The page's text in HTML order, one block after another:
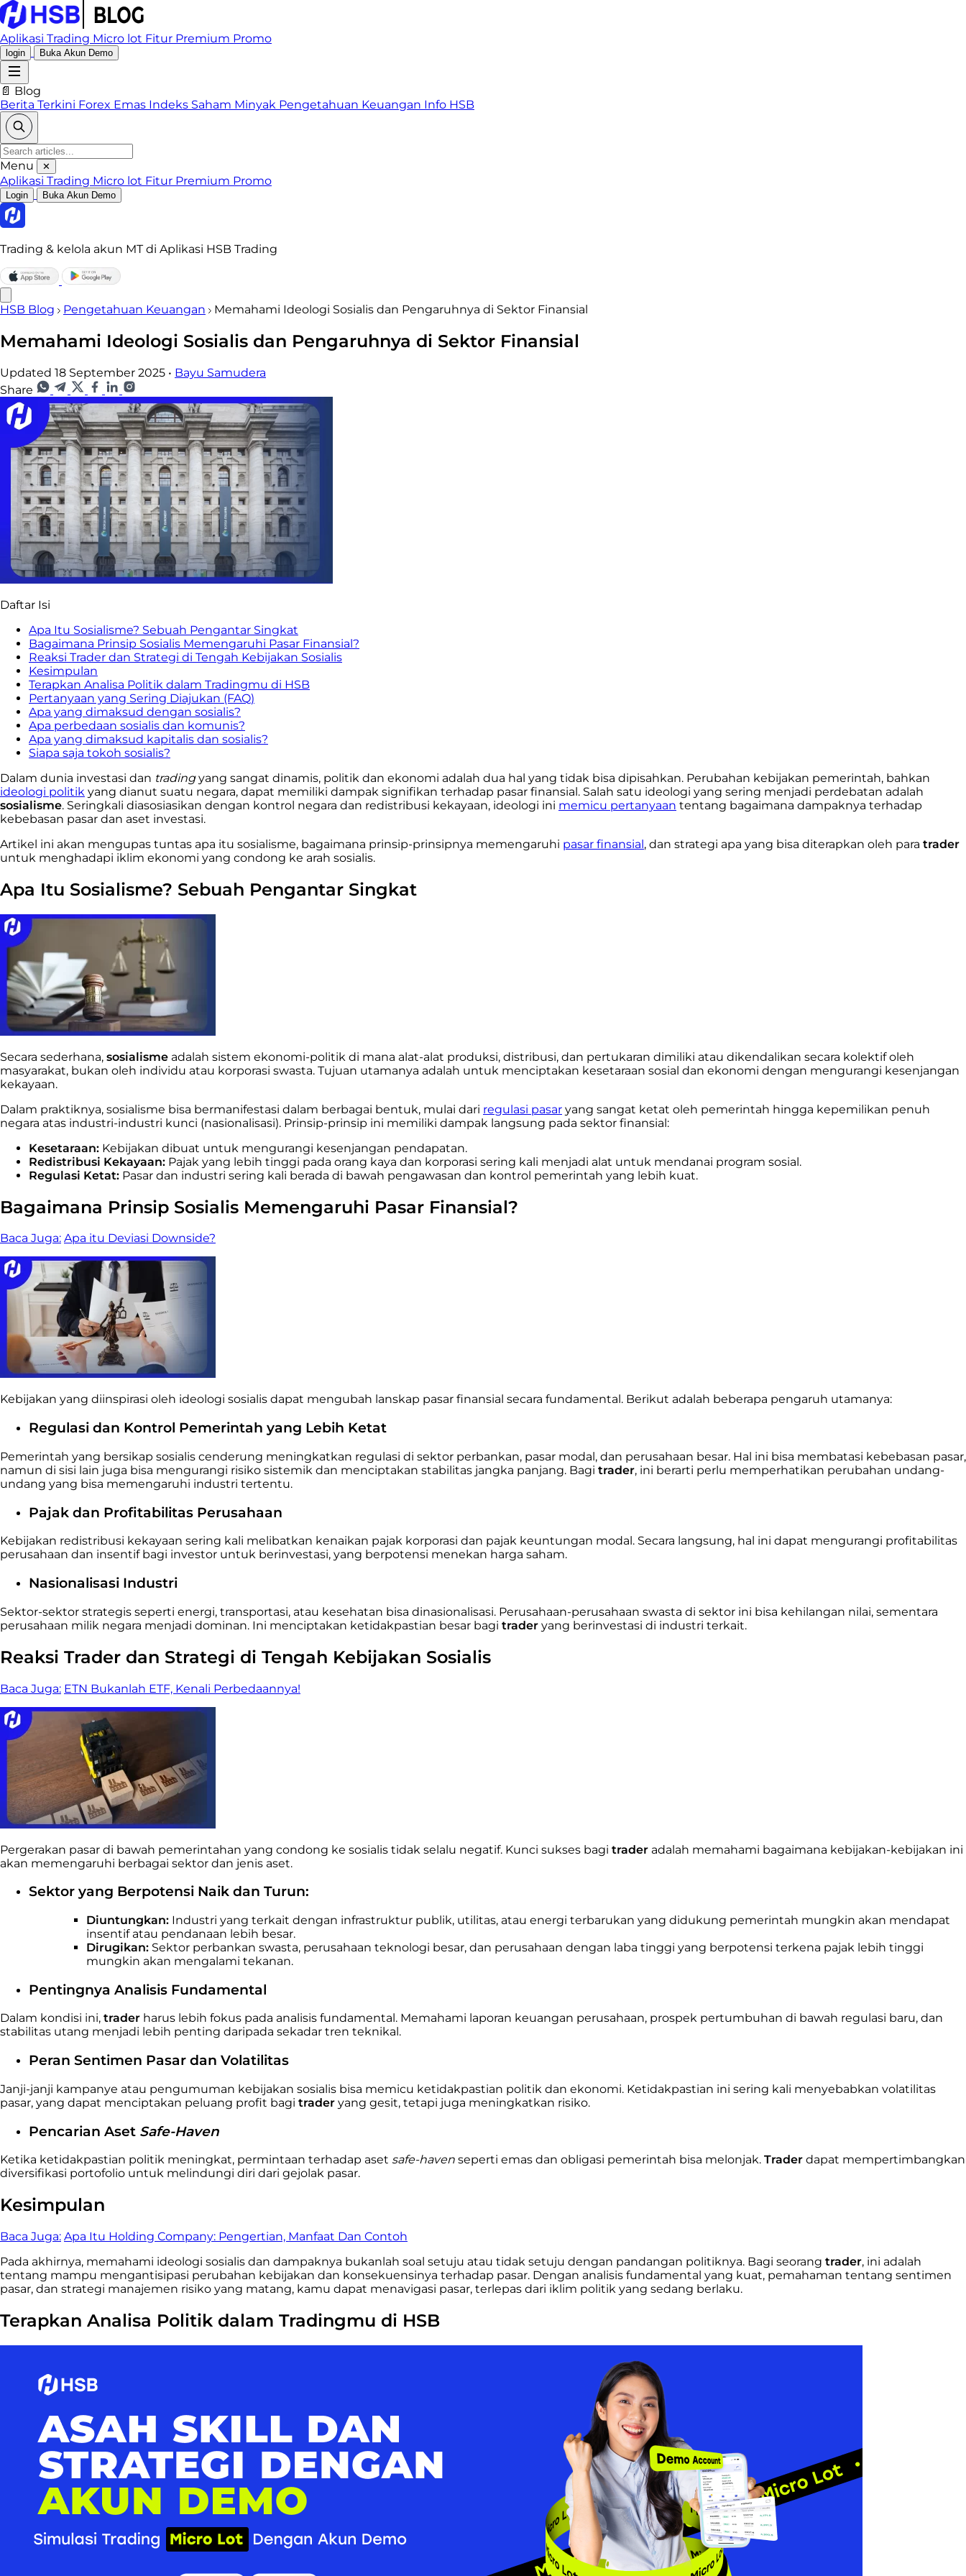
Aplikasi Trading Micro lot Fitur Premium Promo
login Buka Akun Demo
📄 Blog
Berita Terkini Forex Emas Indeks Saham Minyak Pengetahuan Keuangan Info HSB
Menu ✕
Aplikasi Trading Micro lot Fitur Premium Promo
Login Buka Akun Demo
Trading & kelola akun MT di Aplikasi HSB Trading
HSB Blog Pengetahuan Keuangan Memahami Ideologi Sosialis dan Pengaruhnya di Sektor Finansial
Memahami Ideologi Sosialis dan Pengaruhnya di Sektor Finansial
Updated 18 September 2025 • Bayu Samudera
Share
Daftar Isi
Apa Itu Sosialisme? Sebuah Pengantar Singkat
Bagaimana Prinsip Sosialis Memengaruhi Pasar Finansial?
Reaksi Trader dan Strategi di Tengah Kebijakan Sosialis
Kesimpulan
Terapkan Analisa Politik dalam Tradingmu di HSB
Pertanyaan yang Sering Diajukan (FAQ)
Apa yang dimaksud dengan sosialis?
Apa perbedaan sosialis dan komunis?
Apa yang dimaksud kapitalis dan sosialis?
Siapa saja tokoh sosialis?
Dalam dunia investasi dan tradingyang sangat dinamis, politik dan ekonomi adalah dua hal yang tidak bisa dipisahkan. Perubahan kebijakan pemerintah, bahkan
ideologi politik yang dianut suatu negara, dapat memiliki dampak signifikan terhadap pasar finansial. Salah satu ideologi yang sering menjadi perdebatan adalah
sosialisme. Seringkali diasosiasikan dengan kontrol negara dan redistribusi kekayaan, ideologi ini memicu pertanyaan tentang bagaimana dampaknya terhadap
kebebasan pasar dan aset investasi.
Artikel ini akan mengupas tuntas apa itu sosialisme, bagaimana prinsip-prinsipnya memengaruhi pasar finansial, dan strategi apa yang bisa diterapkan oleh para trader
untuk menghadapi iklim ekonomi yang condong ke arah sosialis.
Apa Itu Sosialisme? Sebuah Pengantar Singkat
Secara sederhana, sosialisme adalah sistem ekonomi-politik di mana alat-alat produksi, distribusi, dan pertukaran dimiliki atau dikendalikan secara kolektif oleh
masyarakat, bukan oleh individu atau korporasi swasta. Tujuan utamanya adalah untuk menciptakan kesetaraan sosial dan ekonomi dengan mengurangi kesenjangan
kekayaan.
Dalam praktiknya, sosialisme bisa bermanifestasi dalam berbagai bentuk, mulai dari regulasi pasar yang sangat ketat oleh pemerintah hingga kepemilikan penuh
negara atas industri-industri kunci (nasionalisasi). Prinsip-prinsip ini memiliki dampak langsung pada sektor finansial:
Kesetaraan: Kebijakan dibuat untuk mengurangi kesenjangan pendapatan.
Redistribusi Kekayaan: Pajak yang lebih tinggi pada orang kaya dan korporasi sering kali menjadi alat untuk mendanai program sosial.
Regulasi Ketat: Pasar dan industri sering kali berada di bawah pengawasan dan kontrol pemerintah yang lebih kuat.
Bagaimana Prinsip Sosialis Memengaruhi Pasar Finansial?
Baca Juga: Apa itu Deviasi Downside?
Kebijakan yang diinspirasi oleh ideologi sosialis dapat mengubah lanskap pasar finansial secara fundamental. Berikut adalah beberapa pengaruh utamanya:
Regulasi dan Kontrol Pemerintah yang Lebih Ketat
Pemerintah yang bersikap sosialis cenderung meningkatkan regulasi di sektor perbankan, pasar modal, dan perusahaan besar. Hal ini bisa membatasi kebebasan pasar,
namun di sisi lain juga bisa mengurangi risiko sistemik dan menciptakan stabilitas jangka panjang. Bagi trader, ini berarti perlu memperhatikan perubahan undang-
undang yang bisa memengaruhi industri tertentu.
Pajak dan Profitabilitas Perusahaan
Kebijakan redistribusi kekayaan sering kali melibatkan kenaikan pajak korporasi dan pajak keuntungan modal. Secara langsung, hal ini dapat mengurangi profitabilitas
perusahaan dan insentif bagi investor untuk berinvestasi, yang berpotensi menekan harga saham.
Nasionalisasi Industri
Sektor-sektor strategis seperti energi, transportasi, atau kesehatan bisa dinasionalisasi. Perusahaan-perusahaan swasta di sektor ini bisa kehilangan nilai, sementara
perusahaan milik negara menjadi dominan. Ini menciptakan ketidakpastian besar bagi trader yang berinvestasi di industri terkait.
Reaksi Trader dan Strategi di Tengah Kebijakan Sosialis
Baca Juga: ETN Bukanlah ETF, Kenali Perbedaannya!
Pergerakan pasar di bawah pemerintahan yang condong ke sosialis tidak selalu negatif. Kunci sukses bagi trader adalah memahami bagaimana kebijakan-kebijakan ini
akan memengaruhi berbagai sektor dan jenis aset.
Sektor yang Berpotensi Naik dan Turun:
Diuntungkan: Industri yang terkait dengan infrastruktur publik, utilitas, atau energi terbarukan yang didukung pemerintah mungkin akan mendapat
insentif atau pendanaan lebih besar.
Dirugikan: Sektor perbankan swasta, perusahaan teknologi besar, dan perusahaan dengan laba tinggi yang berpotensi terkena pajak lebih tinggi
mungkin akan mengalami tekanan.
Pentingnya Analisis Fundamental
Dalam kondisi ini, trader harus lebih fokus pada analisis fundamental. Memahami laporan keuangan perusahaan, prospek pertumbuhan di bawah regulasi baru, dan
stabilitas utang menjadi lebih penting daripada sekadar tren teknikal.
Peran Sentimen Pasar dan Volatilitas
Janji-janji kampanye atau pengumuman kebijakan sosialis bisa memicu ketidakpastian politik dan ekonomi. Ketidakpastian ini sering kali menyebabkan volatilitas
pasar, yang dapat menciptakan peluang profit bagi trader yang gesit, tetapi juga meningkatkan risiko.
Pencarian Aset Safe-Haven
Ketika ketidakpastian politik meningkat, permintaan terhadap aset safe-haven seperti emas dan obligasi pemerintah bisa melonjak. Trader dapat mempertimbangkan
diversifikasi portofolio untuk melindungi diri dari gejolak pasar.
Kesimpulan
Baca Juga: Apa Itu Holding Company: Pengertian, Manfaat Dan Contoh
Pada akhirnya, memahami ideologi sosialis dan dampaknya bukanlah soal setuju atau tidak setuju dengan pandangan politiknya. Bagi seorang trader, ini adalah
tentang mampu mengantisipasi perubahan kebijakan dan konsekuensinya terhadap pasar. Dengan analisis fundamental yang kuat, pemahaman tentang sentimen
pasar, dan strategi manajemen risiko yang matang, kamu dapat menavigasi pasar, terlepas dari iklim politik yang sedang berlaku.
Terapkan Analisa Politik dalam Tradingmu di HSB